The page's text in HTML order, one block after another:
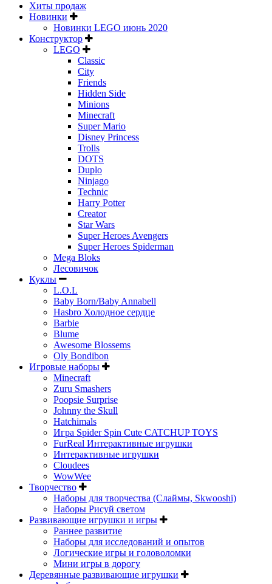
Хиты продаж
Новинки
Новинки LEGO июнь 2020
Конструктор
LEGO
Classic
City
Friends
Hidden Side
Minions
Minecraft
Super Mario
Disney Princess
Trolls
DOTS
Duplo
Ninjago
Technic
Harry Potter
Creator
Star Wars
Super Heroes Avengers
Super Heroes Spiderman
Mega Bloks
Лесовичок
Куклы
L.O.L
Baby Born/Baby Annabell
Hasbro Холодное сердце
Barbie
Blume
Awesome Blossems
Oly Bondibon
Игровые наборы
Minecraft
Zuru Smashers
Poopsie Surprise
Johnny the Skull
Hatchimals
Игра Spider Spin Cute CATCHUP TOYS
FurReal Интерактивные игрушки
Интерактивные игрушки
Cloudees
WowWee
Творчество
Наборы для творчества (Слаймы, Skwooshi)
Наборы Рисуй светом
Развивающие игрушки и игры
Раннее развитие
Наборы для исследований и опытов
Логические игры и головоломки
Мини игры в дорогу
Деревянные развивающие игрушки